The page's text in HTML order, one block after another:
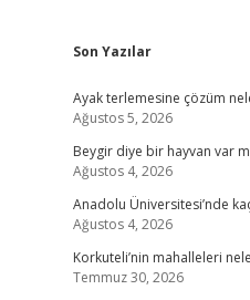
Sidebar
Son Yazılar
Ayak terlemesine çözüm
Ağustos 5, 2026
Beygir diye bir hayvan var
Ağustos 4, 2026
Anadolu Üniversitesi’nde
Ağustos 4, 2026
Korkuteli’nin mahalleleri
Temmuz 30, 2026